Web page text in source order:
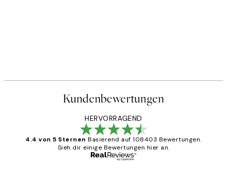
Kundenbewertungen
HERVORRAGEND
4.4 von 5 Sternen Basierend auf 108403 Bewertungen.
Sieh dir einige Bewertungen hier an.